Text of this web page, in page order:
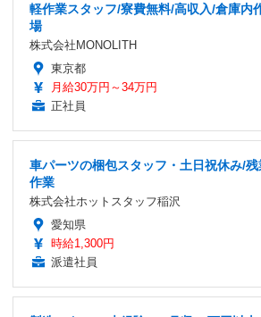
軽作業スタッフ/寮費無料/高収入/倉庫内
場
株式会社MONOLITH
東京都
月給30万円～34万円
正社員
車パーツの梱包スタッフ・土日祝休み/
作業
株式会社ホットスタッフ稲沢
愛知県
時給1,300円
派遣社員